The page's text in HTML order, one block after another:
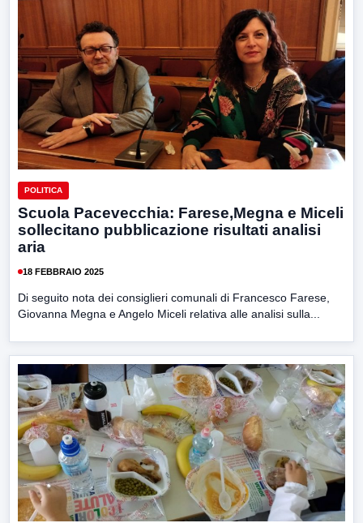
POLITICA
Scuola Pacevecchia: Farese,Megna e Miceli
sollecitano pubblicazione risultati analisi
aria
18 FEBBRAIO 2025
Di seguito nota dei consiglieri comunali di Francesco Farese,
Giovanna Megna e Angelo Miceli relativa alle analisi sulla...